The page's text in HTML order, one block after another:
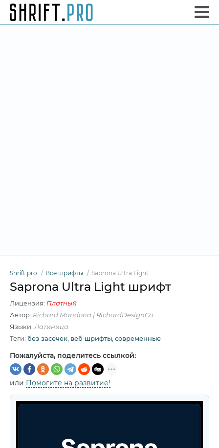
Shrift.pro Все шрифты Saprona Ultra Light
Saprona Ultra Light шрифт
Лицензия: Платный
Автор: Richard Mandona | RichardDesignCo
Языки: Латиница
Теги: без засечек веб шрифты современные
Пожалуйста, поделитесь ссылкой:
или Помогите на развитие!